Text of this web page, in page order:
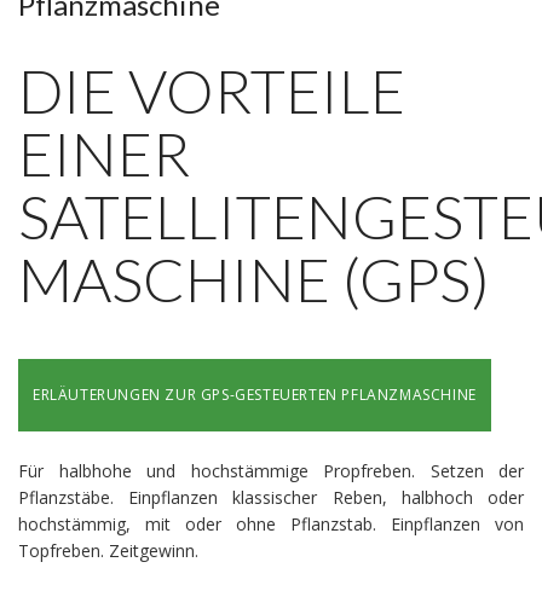
DIE VORTEILE
EINER
MASCHINE (GPS)
ERLÄUTERUNGEN ZUR GPS-GESTEUERTEN PFLANZMASCHINE
Für halbhohe und hochstämmige Propfreben. Setzen der
Pflanzstäbe. Einpflanzen klassischer Reben, halbhoch oder
hochstämmig, mit oder ohne Pflanzstab. Einpflanzen von
Topfreben. Zeitgewinn.